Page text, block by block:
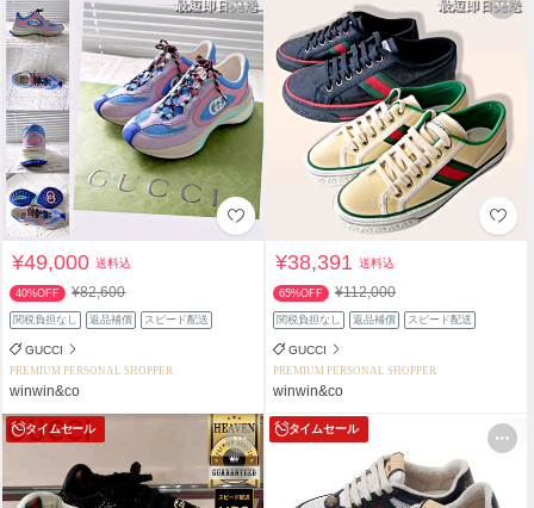
¥49,000送料込
40%OFF ¥82,600
関税負担なし 返品補償 スピード配送
GUCCI
PREMIUM PERSONAL SHOPPER
winwin&co
¥38,391送料込
65%OFF ¥112,000
関税負担なし 返品補償 スピード配送
GUCCI
PREMIUM PERSONAL SHOPPER
winwin&co
タイムセール タイムセール